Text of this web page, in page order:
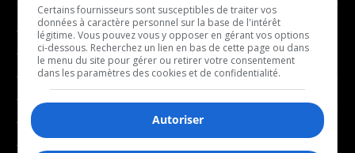
- Affaires municipales
- Communauté / Social
- Culture
- Économie
- Éducation
- Environnement
- Décompte franco
- Joué récemment
BALADOS
- Affaires
Certains fournisseurs sont susceptibles de traiter vos
données à caractère personnel sur la base de l'intérêt
légitime. Vous pouvez vous y opposer en gérant vos options
ci-dessous. Recherchez un lien en bas de cette page ou dans
le menu du site pour gérer ou retirer votre consentement
dans les paramètres des cookies et de confidentialité.
Autoriser